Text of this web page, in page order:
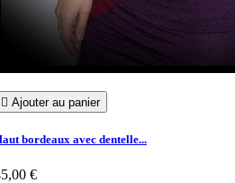
 Ajouter au panier
bordeaux avec dentelle...
€